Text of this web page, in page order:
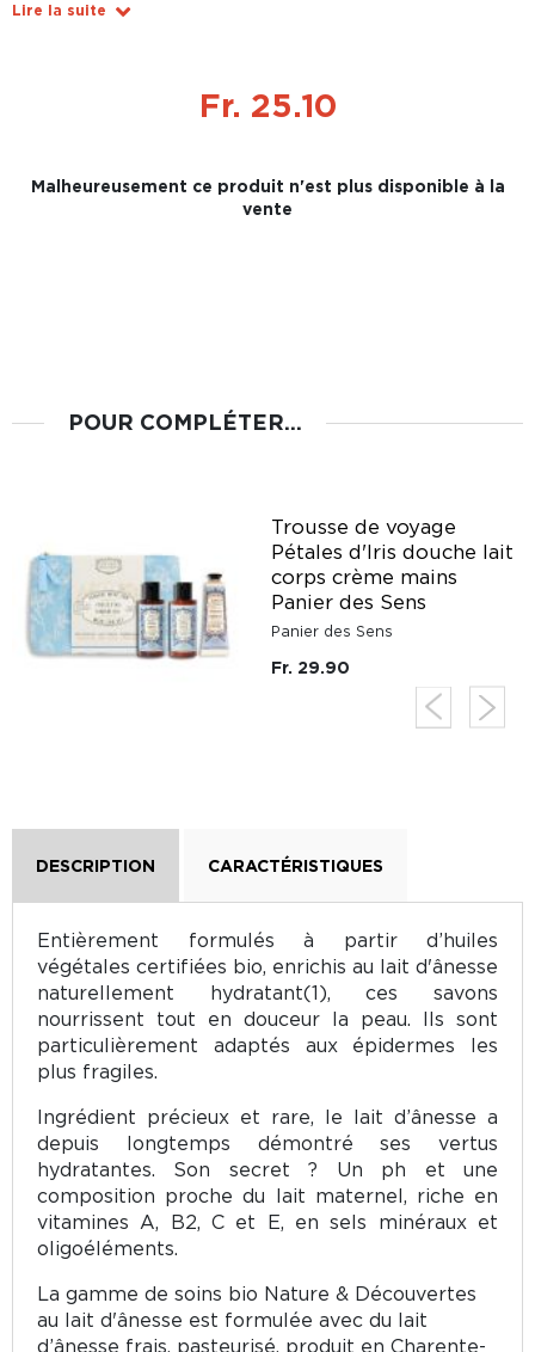
Lire la suite
Fr. 25.10
Malheureusement ce produit n'est plus disponible à la
vente
POUR COMPLÉTER...
Trousse de voyage
Pétales d'Iris douche lait
corps crème mains
Panier des Sens
Panier des Sens
Fr. 29.90
DESCRIPTION CARACTÉRISTIQUES
Entièrement formulés à partir d’huiles
végétales certifiées bio, enrichis au lait d'ânesse
naturellement hydratant(1), ces savons
nourrissent tout en douceur la peau. Ils sont
particulièrement adaptés aux épidermes les
plus fragiles.
Ingrédient précieux et rare, le lait d’ânesse a
depuis longtemps démontré ses vertus
hydratantes. Son secret ? Un ph et une
composition proche du lait maternel, riche en
vitamines A, B2, C et E, en sels minéraux et
oligoéléments.
La gamme de soins bio Nature & Découvertes
au lait d'ânesse est formulée avec du lait
d’ânesse frais, pasteurisé, produit en Charente-